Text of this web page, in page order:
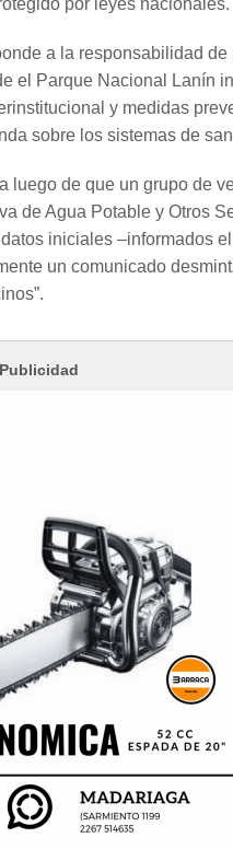
por leyes nacionales.
a la responsabilidad
el Parque Nacional Lanín
y medidas
sobre los sistemas de
de que un grupo de
de Agua Potable y Otros
iniciales –informados
un comunicado
Publicidad